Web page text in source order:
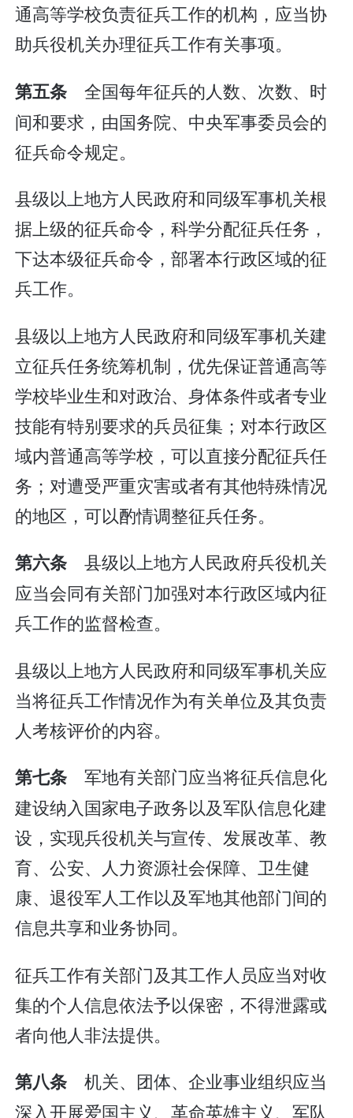
通高等学校负责征兵工作的机构，应当协
助兵役机关办理征兵工作有关事项。
第五条 全国每年征兵的人数、次数、时
间和要求，由国务院、中央军事委员会的
征兵命令规定。
县级以上地方人民政府和同级军事机关根
据上级的征兵命令，科学分配征兵任务，
下达本级征兵命令，部署本行政区域的征
兵工作。
县级以上地方人民政府和同级军事机关建
立征兵任务统筹机制，优先保证普通高等
学校毕业生和对政治、身体条件或者专业
技能有特别要求的兵员征集；对本行政区
域内普通高等学校，可以直接分配征兵任
务；对遭受严重灾害或者有其他特殊情况
的地区，可以酌情调整征兵任务。
第六条 县级以上地方人民政府兵役机关
应当会同有关部门加强对本行政区域内征
兵工作的监督检查。
县级以上地方人民政府和同级军事机关应
当将征兵工作情况作为有关单位及其负责
人考核评价的内容。
第七条 军地有关部门应当将征兵信息化
建设纳入国家电子政务以及军队信息化建
设，实现兵役机关与宣传、发展改革、教
育、公安、人力资源社会保障、卫生健
康、退役军人工作以及军地其他部门间的
信息共享和业务协同。
征兵工作有关部门及其工作人员应当对收
集的个人信息依法予以保密，不得泄露或
者向他人非法提供。
第八条 机关、团体、企业事业组织应当
深入开展爱国主义、革命英雄主义、军队